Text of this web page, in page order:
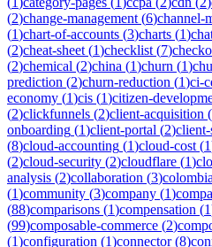
(2)change-management (6)channel-
(1)chart-of-accounts (3)charts (1)
(2)cheat-sheet (1)checklist (7)
(2)chemical (2)china (1)churn (1)
prediction (2)churn-reduction (1)ci-
economy (1)cis (1)citizen-
(2)clickfunnels (2)client-acquisition (
onboarding (1)client-portal (2)client-
(8)cloud-accounting (1)cloud-cost (1
(2)cloud-security (2)cloudflare (1)
analysis (2)collaboration (3)colombia
(1)community (3)company (1)
(88)comparisons (1)compensation (1
(99)composable-commerce (2)
(1)configuration (1)connector(8)